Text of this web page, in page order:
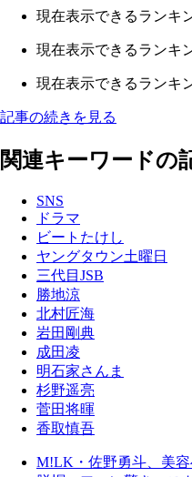
現在表示できるランキ
現在表示できるランキ
現在表示できるランキ
記事の続きを見る
関連キーワードの
SNS
ドラマ
ビートたけし
ヤングタウン土曜日
三代目JSB
勝地涼
北村匠海
岩田剛典
成田凌
明石家さんま
杉野遥亮
菅田将暉
香取慎吾
M!LK・佐野勇斗、美